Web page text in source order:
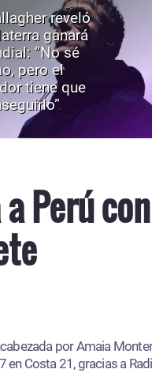
reveló
ganará
“No sé
pero el
tiene que
Perú con
por Amaia
Costa 21, gracias a